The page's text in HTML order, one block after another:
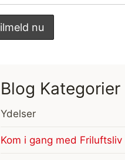
Blog Kategorier
Ydelser
Kom i gang med Friluftsliv